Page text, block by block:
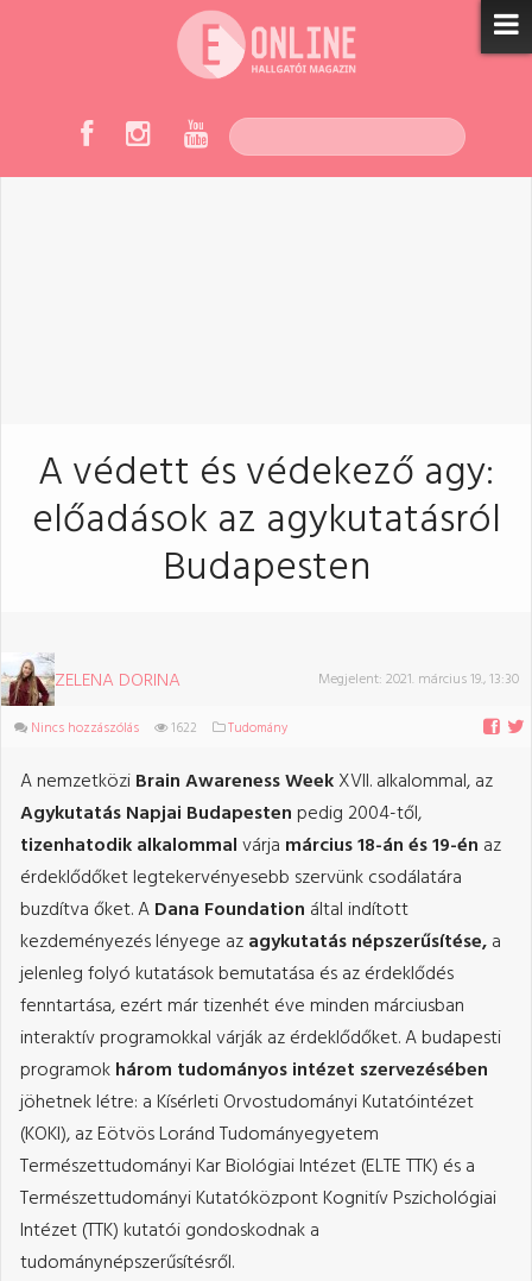
A védett és védekező agy:
előadások az agykutatásról
Budapesten
ZELENA DORINA Megjelent: 2021. március 19., 13:30
Nincs hozzászólás 1622 Tudomány
A nemzetköziBrain Awareness WeekXVII. alkalommal, az
Agykutatás Napjai Budapestenpedig 2004-től,
tizenhatodik alkalommalvárja március 18-án és 19-én az
érdeklődőket legtekervényesebb szervünk csodálatára
buzdítva őket. ADana Foundation által indított
kezdeményezés lényege azagykutatás népszerűsítése,a
jelenleg folyó kutatások bemutatása és az érdeklődés
fenntartása, ezért már tizenhét éve minden márciusban
interaktív programokkal várják az érdeklődőket. A budapesti
programokhárom tudományos intézet szervezésében
jöhetnek létre: a Kísérleti Orvostudományi Kutatóintézet
(KOKI), az Eötvös Loránd Tudományegyetem
Természettudományi Kar Biológiai Intézet (ELTE TTK) és a
Természettudományi Kutatóközpont Kognitív Pszichológiai
Intézet (TTK) kutatói gondoskodnak a
tudománynépszerűsítésről.